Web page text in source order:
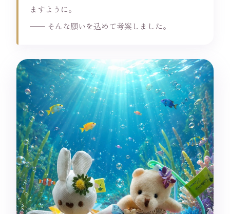
ますように。
── そんな願いを込めて考案しました。